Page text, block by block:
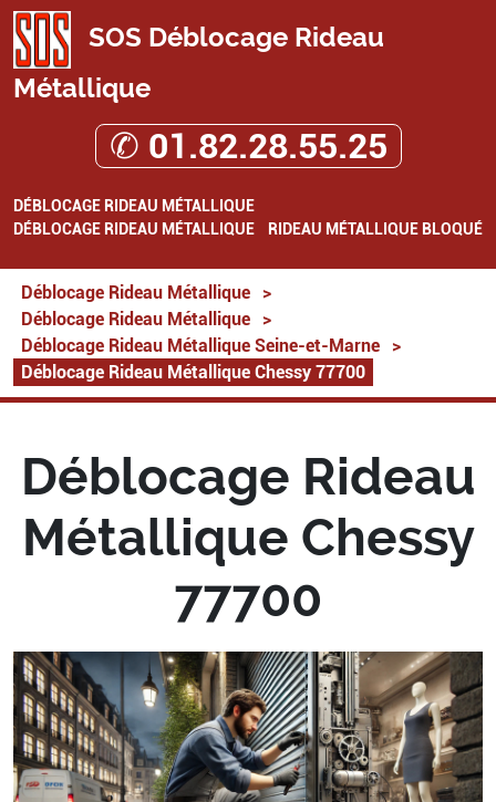
SOS Déblocage Rideau
Métallique
✆ 01.82.28.55.25
DÉBLOCAGE RIDEAU MÉTALLIQUE
DÉBLOCAGE RIDEAU MÉTALLIQUE
RIDEAU MÉTALLIQUE BLOQUÉ
Déblocage Rideau Métallique
>
Déblocage Rideau Métallique
>
Déblocage Rideau Métallique Seine-et-Marne
>
Déblocage Rideau Métallique Chessy 77700
Déblocage Rideau
Métallique Chessy
77700